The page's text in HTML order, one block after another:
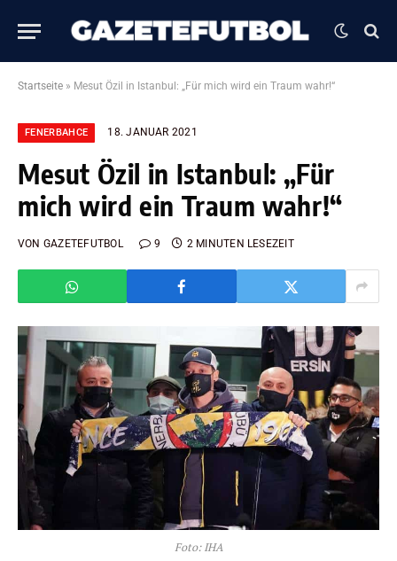
Startseite » Mesut Özil in Istanbul: „Für mich wird ein Traum wahr!“
FENERBAHCE 18. JANUAR 2021
Mesut Özil in Istanbul: „Für
mich wird ein Traum wahr!“
VON GAZETEFUTBOL 9 2 MINUTEN LESEZEIT
Foto: IHA